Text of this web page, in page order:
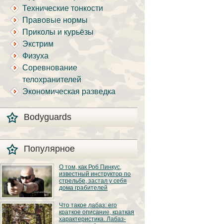
Технические тонкости
Правовые нормы
Приколы и курьёзы
Экстрим
Физуха
Соревнование
телохранителей
Экономическая разведка
Bodyguards
Популярное
О том, как Роб Пинкус,
известный инструктор по
стрельбе, застал у себя
дома грабителей
Вот вы всё говорите:
«В США круто, там
можно любого
постороннего в своём
Что такое лабаз: его
краткое описание, краткая
характеристика. Лабаз-